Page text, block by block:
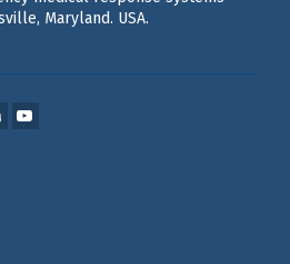
Maryland. USA.